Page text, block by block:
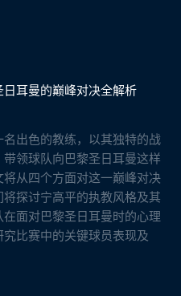
耳曼的巅峰对决全解析
出色的教练，以其独特的战
领球队向巴黎圣日耳曼这样
从四个方面对这一巅峰对决
探讨宁高平的执教风格及其
面对巴黎圣日耳曼时的心理
比赛中的关键球员表现及